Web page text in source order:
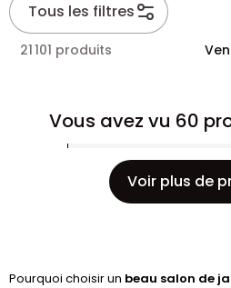
Tous les filtres
21 101 produits
Vous avez vu 60
Voir plus de
Pourquoi choisir un beau salon de